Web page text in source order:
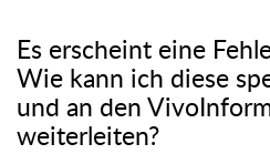
Es erscheint eine
Wie kann ich diese
und an den
weiterleiten?